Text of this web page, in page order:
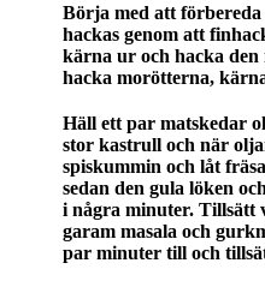
Börja med att förbereda
hackas genom att
kärna ur och hacka den
hacka morötterna,
Häll ett par matskedar
stor kastrull och när
spiskummin och låt
sedan den gula löken
i några minuter. Tillsätt
garam masala och
par minuter till och